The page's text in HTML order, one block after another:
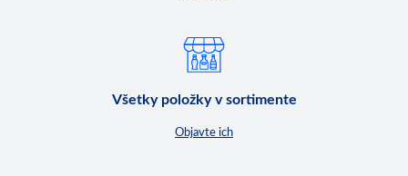
Všetky položky v sortimente
Objavte ich